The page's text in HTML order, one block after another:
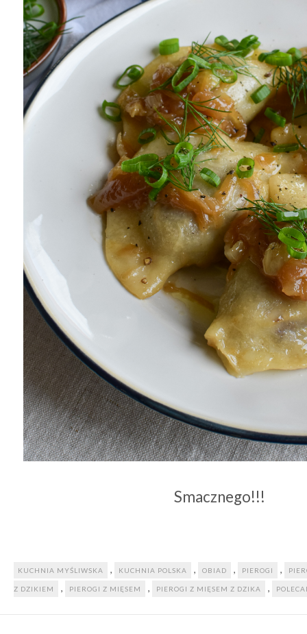
Smacznego!!!
KUCHNIA MYŚLIWSKA , KUCHNIA POLSKA , OBIAD , PIEROGI ,
Z DZIKIEM , PIEROGI Z MIĘSEM , PIEROGI Z MIĘSEM Z DZIKA ,